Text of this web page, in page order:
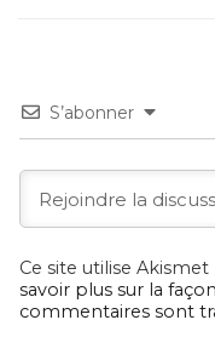
S’abonner
Ce site utilise
savoir plus sur la
commentaires sont